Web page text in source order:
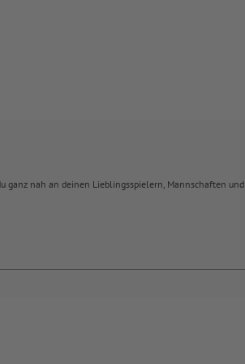
ganz nah an deinen Lieblingsspielern, Mannschaften und